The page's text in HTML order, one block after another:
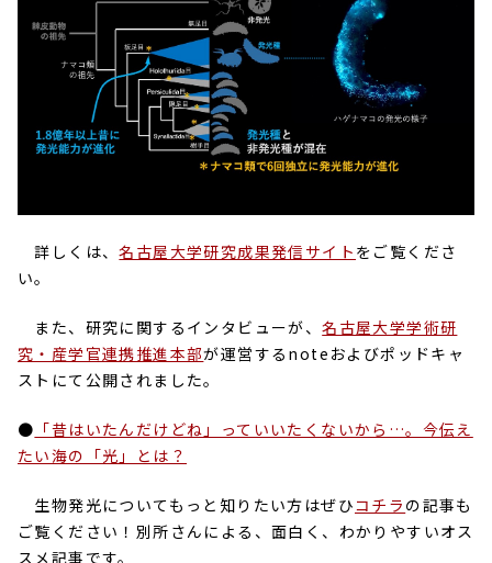
詳しくは、名古屋大学研究成果発信サイト をご覧くださ
い。
また、研究に関するインタビューが、名古屋大学学術研
究・産学官連携推進本部が運営するnoteおよびポッドキャ
ストにて公開されました。
● 「昔はいたんだけどね」っていいたくないから…。今伝え
たい海の「光」とは？
生物発光についてもっと知りたい方はぜひコチラ の記事も
ご覧ください！別所さんによる、面白く、わかりやすいオス
スメ記事です。